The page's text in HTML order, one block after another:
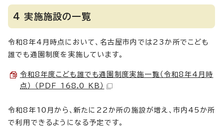
4 実施施設の一覧
令和8年4月時点において、名古屋市内では23か所でこども
誰でも通園制度を実施しています。
令和8年度こども誰でも通園制度実施一覧（令和8年4月時
点） （PDF 168.0 KB）
令和8年10月から、新たに22か所の施設が増え、市内45か所
で利用できるようになる予定です。